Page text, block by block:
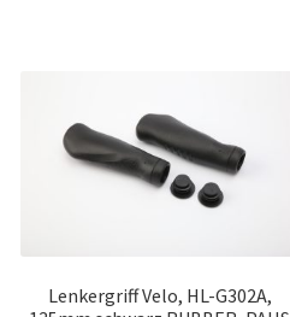
Lenkergriff Velo, HL-G302A,